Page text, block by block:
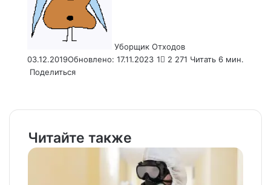
Уборщик Отходов
03.12.2019Обновлено: 17.11.2023 1 2 271 Читать 6 мин.
Поделиться
Читайте также